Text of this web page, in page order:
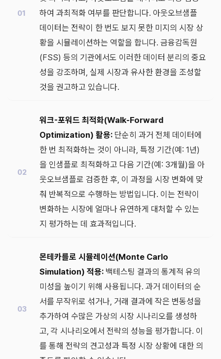
하여 과최적화 여부를 판단합니다. 아웃오브샘플
데이터는 전략이 한 번도 보지 못한 미지의 시장 상
황을 시뮬레이션하는 역할을 합니다. 금융감독원
(FSS) 등의 기관에서도 이러한 데이터 분리의 중요
성을 강조하며, 실제 시장과 유사한 환경을 조성할
것을 권고하고 있습니다.
워크-포워드 최적화(Walk-Forward
Optimization) 활용: 단순히 과거 전체 데이터에
한 번 최적화하는 것이 아니라, 특정 기간(예: 1년)
을 인샘플로 최적화하고 다음 기간(예: 3개월)을 아
웃오브샘플로 검증한 후, 이 과정을 시장 변화에 맞
춰 반복적으로 수행하는 방법입니다. 이는 전략이
변화하는 시장에 얼마나 유연하게 대처할 수 있는
지 평가하는 데 효과적입니다.
몬테카를로 시뮬레이션(Monte Carlo
Simulation) 적용: 백테스팅 결과의 통계적 유의
미성을 높이기 위해 사용됩니다. 과거 데이터의 순
서를 무작위로 섞거나, 거래 결과에 작은 변동성을
추가하여 수많은 가상의 시장 시나리오를 생성하
고, 각 시나리오에서 전략의 성능을 평가합니다. 이
를 통해 전략의 견고성과 특정 시장 상황에 대한 의